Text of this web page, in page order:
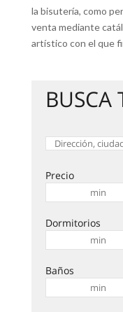
la bisutería, como
venta mediante
artístico con el que
BUSCA
Precio
Dormitorios
Baños